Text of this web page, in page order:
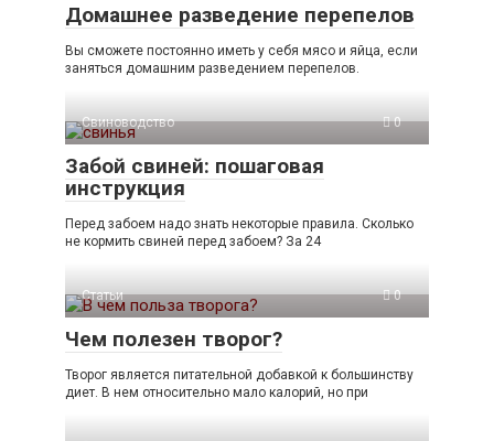
Домашнее разведение перепелов
Вы сможете постоянно иметь у себя мясо и яйца, если
заняться домашним разведением перепелов.
Свиноводство 0
Забой свиней: пошаговая
инструкция
Перед забоем надо знать некоторые правила. Сколько
не кормить свиней перед забоем? За 24
Статьи 0
Чем полезен творог?
Творог является питательной добавкой к большинству
диет. В нем относительно мало калорий, но при